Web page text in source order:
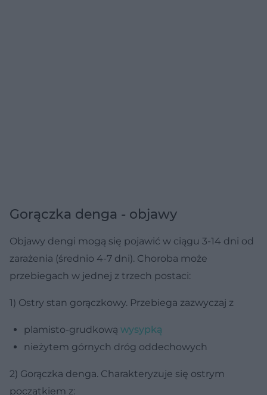
Gorączka denga - objawy
Objawy dengi mogą się pojawić w ciągu 3-14 dni od
zarażenia (średnio 4-7 dni). Choroba może
przebiegach w jednej z trzech postaci:
1) Ostry stan gorączkowy. Przebiega zazwyczaj z
plamisto-grudkową wysypką
nieżytem górnych dróg oddechowych
2) Gorączka denga. Charakteryzuje się ostrym
początkiem z: